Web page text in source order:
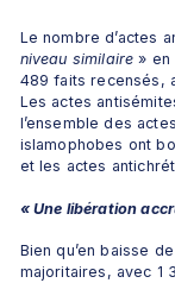
Le nombre d’actes
niveau similaire » en
489 faits recensés,
Les actes
l’ensemble des
islamophobes ont
et les actes
« Une libération
Bien qu’en baisse
majoritaires, avec 1